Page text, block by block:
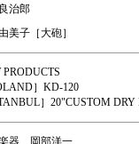
治郎
美子［大砲］
PRODUCTS
］KD-120
］20"CUSTOM DRY
器 岡部洋一